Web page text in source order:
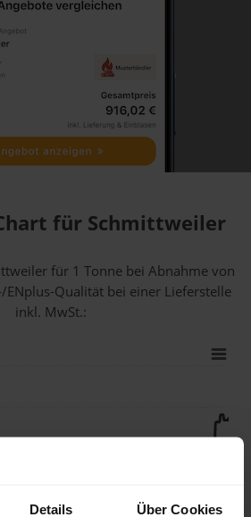
Details Über Cookies
für Schmittweiler
für 1 Tonne bei Abnahmevon
ENplus-Qualität bei einer Lieferstelle
inkl. MwSt.: